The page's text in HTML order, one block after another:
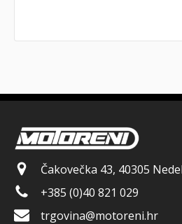
Čakovečka 43, 40305
+385 (0)40 821 029
trgovina@motoreni.hr